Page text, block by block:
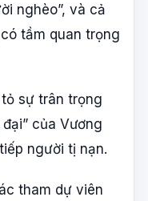
nghèo”, và cả
tầm quan trọng
sự trân trọng
của Vương
người tị nạn.
tham dự viên